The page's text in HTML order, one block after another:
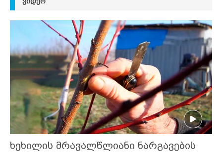
ხეხილის მრავალწლიანი ნარგავების